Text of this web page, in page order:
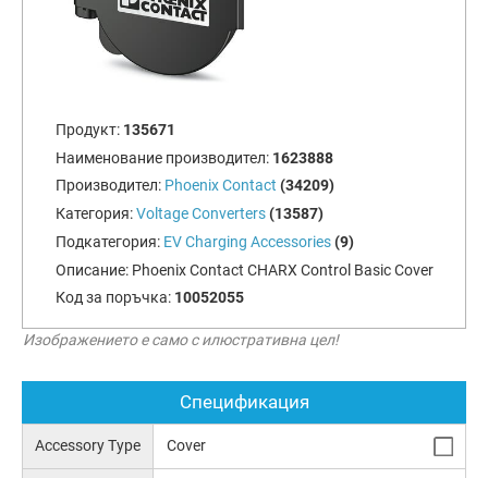
Продукт: 135671
Наименование производител: 1623888
Производител: Phoenix Contact (34209)
Категория:Voltage Converters (13587)
Подкатегория: EV Charging Accessories (9)
Описание: Phoenix Contact CHARX Control Basic Cover
Код за поръчка: 10052055
Изображението е само с илюстративна цел!
Спецификация
Accessory Type Cover